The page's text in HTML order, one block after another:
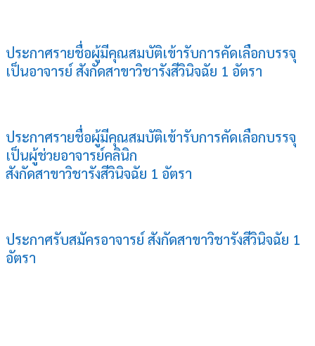
ประกาศรายชื่อผู้มีคุณสมบัติเข้ารับการคัดเลือกบรรจุ
เป็นอาจารย์ สังกัดสาขาวิชารังสีวินิจฉัย 1 อัตรา
ประกาศรายชื่อผู้มีคุณสมบัติเข้ารับการคัดเลือกบรรจุ
เป็นผู้ช่วยอาจารย์คลินิก
สังกัดสาขาวิชารังสีวินิจฉัย 1 อัตรา
ประกาศรับสมัครอาจารย์ สังกัดสาขาวิชารังสีวินิจฉัย 1
อัตรา